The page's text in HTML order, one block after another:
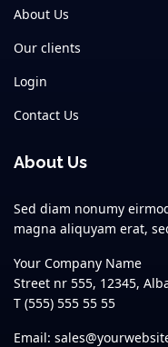
About Us
Our clients
Login
Contact Us
About Us
Sed diam nonumy
magna aliquyam erat,
Your Company Name
Street nr 555, 12345,
T (555) 555 55 55
Email: